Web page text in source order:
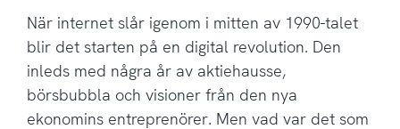
När internet slår igenom i mitten av 1990-talet
blir det starten på en digital revolution. Den
inleds med några år av aktiehausse,
börsbubbla och visioner från den nya
ekonomins entreprenörer. Men vad var det som